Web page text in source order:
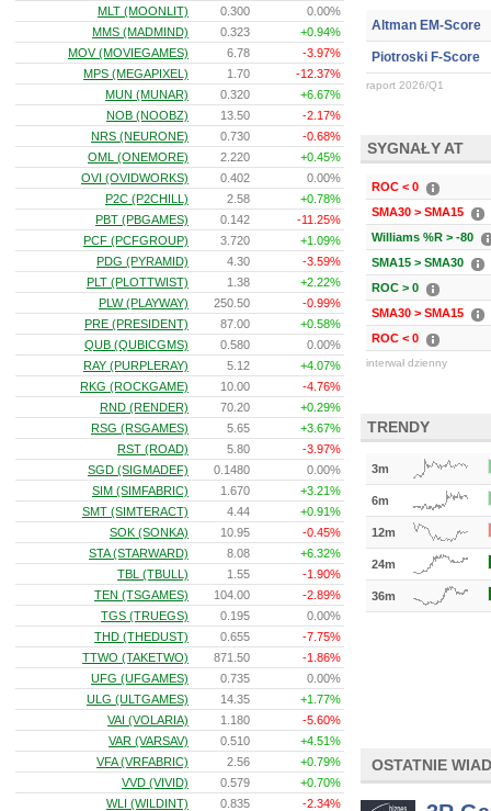
Altman EM-Score
Piotroski F-Score
raport 2026/Q1
SYGNAŁY AT
ROC < 0
SMA30 > SMA15
Williams %R > -80
SMA15 > SMA30
ROC > 0
SMA30 > SMA15
ROC < 0
interwał dzienny
TRENDY
3m
6m
12m
24m
36m
OSTATNIE
MLT (MOONLIT)
0.300
0.00%
MMS (MADMIND)
0.323
+0.94%
MOV (MOVIEGAMES)
6.78
-3.97%
MPS (MEGAPIXEL)
1.70
-12.37%
MUN (MUNAR)
0.320
+6.67%
NOB (NOOBZ)
13.50
-2.17%
NRS (NEURONE)
0.730
-0.68%
OML (ONEMORE)
2.220
+0.45%
OVI (OVIDWORKS)
0.402
0.00%
P2C (P2CHILL)
2.58
+0.78%
PBT (PBGAMES)
0.142
-11.25%
PCF (PCFGROUP)
3.720
+1.09%
PDG (PYRAMID)
4.30
-3.59%
PLT (PLOTTWIST)
1.38
+2.22%
PLW (PLAYWAY)
250.50
-0.99%
PRE (PRESIDENT)
87.00
+0.58%
QUB (QUBICGMS)
0.580
0.00%
RAY (PURPLERAY)
5.12
+4.07%
RKG (ROCKGAME)
10.00
-4.76%
RND (RENDER)
70.20
+0.29%
RSG (RSGAMES)
5.65
+3.67%
RST (ROAD)
5.80
-3.97%
SGD (SIGMADEF)
0.1480
0.00%
SIM (SIMFABRIC)
1.670
+3.21%
SMT (SIMTERACT)
4.44
+0.91%
SOK (SONKA)
10.95
-0.45%
STA (STARWARD)
8.08
+6.32%
TBL (TBULL)
1.55
-1.90%
TEN (TSGAMES)
104.00
-2.89%
TGS (TRUEGS)
0.195
0.00%
THD (THEDUST)
0.655
-7.75%
TTWO (TAKETWO)
871.50
-1.86%
UFG (UFGAMES)
0.735
0.00%
ULG (ULTGAMES)
14.35
+1.77%
VAI (VOLARIA)
1.180
-5.60%
VAR (VARSAV)
0.510
+4.51%
VFA (VRFABRIC)
2.56
+0.79%
VVD (VIVID)
0.579
+0.70%
WLI (WILDINT)
0.835 -2.34%